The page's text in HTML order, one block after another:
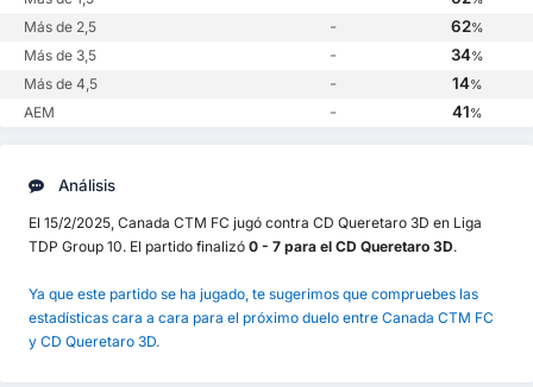
Más de 2,5 - 62%
Más de 3,5 - 34%
Más de 4,5 - 14%
AEM - 41%
Análisis
El 15/2/2025, Canada CTM FC jugó contra CD Queretaro 3D en Liga
TDP Group 10. El partido finalizó 0 - 7 para el CD Queretaro 3D.
Ya que este partido se ha jugado, te sugerimos que compruebes las
estadísticas cara a cara para el próximo duelo entre Canada CTM FC
y CD Queretaro 3D.